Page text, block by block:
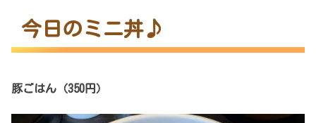
今日のミニ丼♪
豚ごはん（350円）